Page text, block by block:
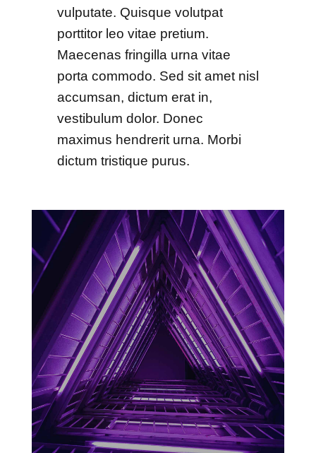
vulputate. Quisque volutpat
porttitor leo vitae pretium.
Maecenas fringilla urna vitae
porta commodo. Sed sit amet nisl
accumsan, dictum erat in,
vestibulum dolor. Donec
maximus hendrerit urna. Morbi
dictum tristique purus.